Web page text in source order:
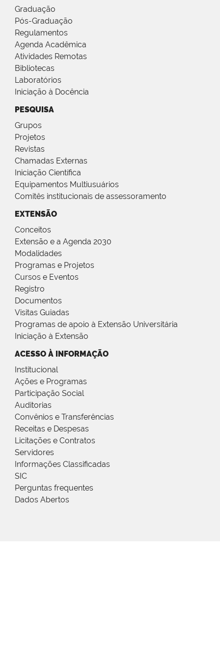
Graduação
Pós-Graduação
Regulamentos
Agenda Acadêmica
Atividades Remotas
Bibliotecas
Laboratórios
Iniciação à Docência
PESQUISA
Grupos
Projetos
Revistas
Chamadas Externas
Iniciação Científica
Equipamentos Multiusuários
Comitês institucionais de assessoramento
EXTENSÃO
Conceitos
Extensão e a Agenda 2030
Modalidades
Programas e Projetos
Cursos e Eventos
Registro
Documentos
Visitas Guiadas
Programas de apoio à Extensão Universitária
Iniciação à Extensão
ACESSO À INFORMAÇÃO
Institucional
Ações e Programas
Participação Social
Auditorias
Convênios e Transferências
Receitas e Despesas
Licitações e Contratos
Servidores
Informações Classificadas
SIC
Perguntas frequentes
Dados Abertos